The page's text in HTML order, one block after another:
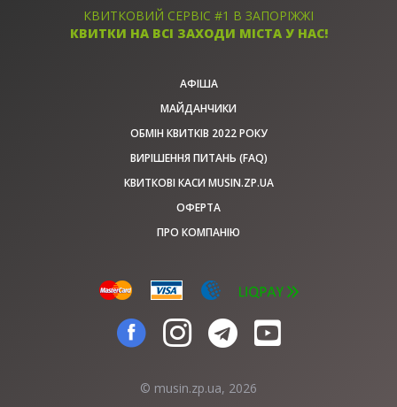
КВИТКОВИЙ СЕРВІС #1 В ЗАПОРІЖЖІ
КВИТКИ НА ВСІ ЗАХОДИ МІСТА У НАС!
АФІША
МАЙДАНЧИКИ
ОБМІН КВИТКІВ 2022 РОКУ
ВИРІШЕННЯ ПИТАНЬ (FAQ)
КВИТКОВІ КАСИ MUSIN.ZP.UA
ОФЕРТА
ПРО КОМПАНІЮ
© musin.zp.ua, 2026